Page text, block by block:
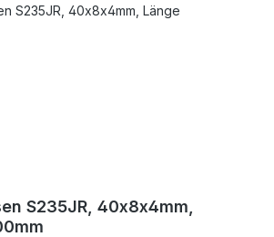
S235JR, 40x8x4mm,